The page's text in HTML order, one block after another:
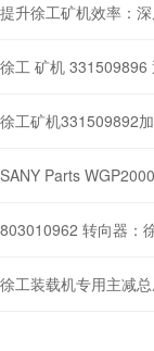
提升徐工矿机效率：
徐工 矿机 331509896
徐工矿机331509892
803010962 转向器：
徐工装载机专用主减